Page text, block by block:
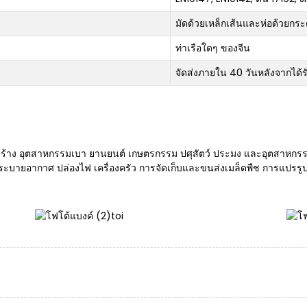
มัดด้วยเหล็กเส้นและห่อด้วยกร
ท่าเรือใดๆ ของจีน
จัดส่งภายใน 40 วันหลังจากได้
อุตสาหกรรมเบา ยานยนต์ เกษตรกรรม ปศุสัตว์ ประมง และอุตสาหก
บายอากาศ ปล่องไฟ เครื่องครัว การจัดเก็บและขนส่งเมล็ดพืช การแ